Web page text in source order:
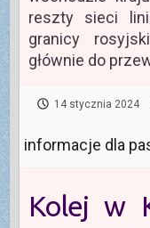
reszty sieci
granicy
głównie do
14 stycznia 2024
informacje dla
Kolej w